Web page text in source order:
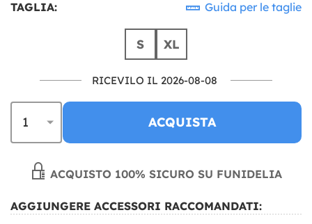
TAGLIA: Guida per le taglie
S XL
RICEVILO IL 2026-08-08
ACQUISTA
ACQUISTO 100% SICURO SU FUNIDELIA
AGGIUNGERE ACCESSORI RACCOMANDATI: